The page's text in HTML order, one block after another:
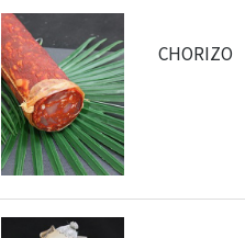
CHORIZO